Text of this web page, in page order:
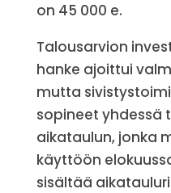
on 45 000 e.
Talousarvion
hanke ajoittui
mutta
sopineet yhdessä
aikataulun, jonka
käyttöön
sisältää